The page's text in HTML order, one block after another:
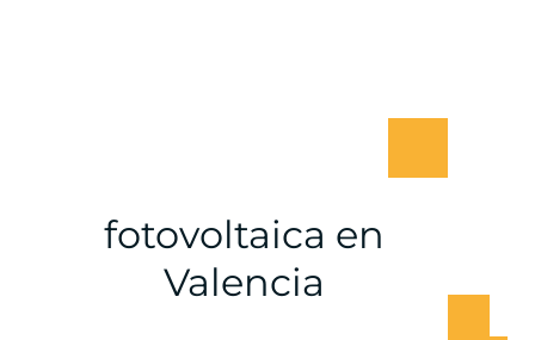
fotovoltaica en
Valencia